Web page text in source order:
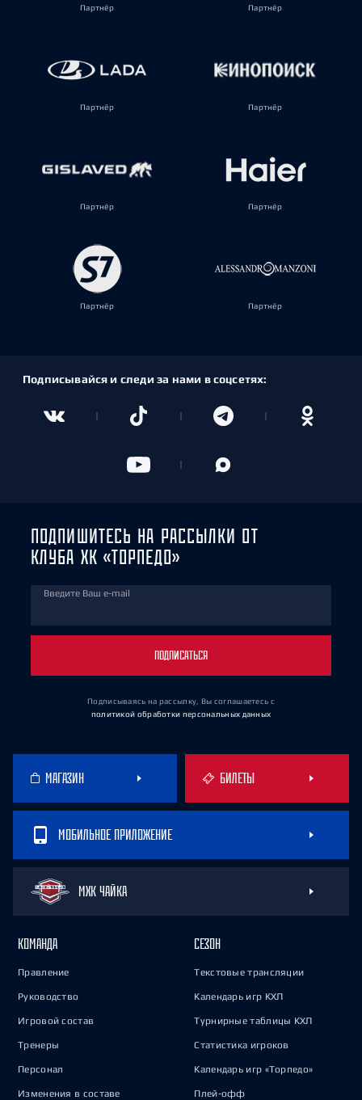
Партнёр Партнёр
Партнёр Партнёр
Партнёр Партнёр
Партнёр Партнёр
Подписывайся и следи за нами в соцсетях:
ПОДПИШИТЕСЬ НА РАССЫЛКИ ОТ
КЛУБА ХК «ТОРПЕДО»
Введите Ваш e-mail
ПОДПИСАТЬСЯ
Подписываясь на рассылку, Вы соглашаетесь с
политикой обработки персональных данных
МАГАЗИН БИЛЕТЫ
МОБИЛЬНОЕ ПРИЛОЖЕНИЕ
МХК ЧАЙКА
КОМАНДА
Правление
Руководство
Игровой состав
Тренеры
Персонал
Изменения в составе
СЕЗОН
Текстовые трансляции
Календарь игр КХЛ
Турнирные таблицы КХЛ
Статистика игроков
Календарь игр «Торпедо»
Плей-офф